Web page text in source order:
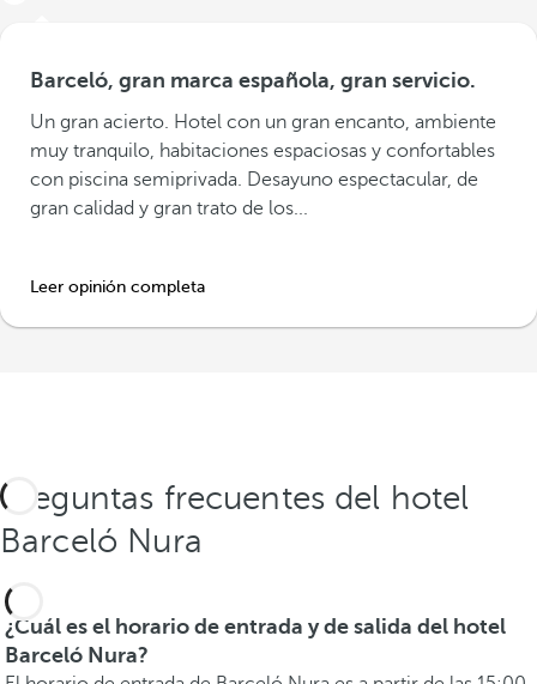
Barceló, gran marca española, gran servicio.
Un gran acierto. Hotel con un gran encanto, ambiente
muy tranquilo, habitaciones espaciosas y confortables
con piscina semiprivada. Desayuno espectacular, de
gran calidad y gran trato de los...
Leer opinión completa
Preguntas frecuentes del hotel
Barceló Nura
¿Cuál es el horario de entrada y de salida del hotel
Barceló Nura?